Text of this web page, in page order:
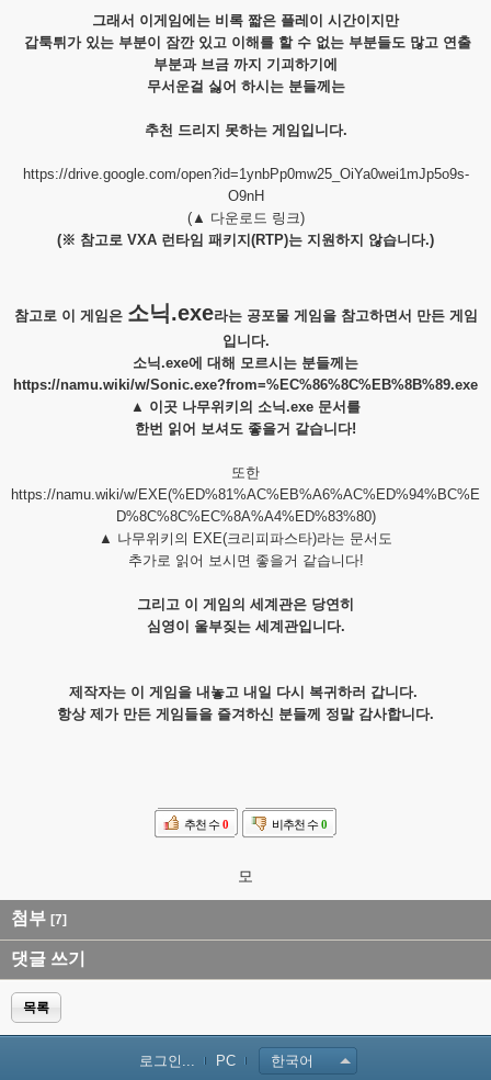
그래서 이게임에는 비록 짧은 플레이 시간이지만
갑툭튀가 있는 부분이 잠깐 있고 이해를 할 수 없는 부분들도 많고 연출
부분과 브금 까지 기괴하기에
무서운걸 싫어 하시는 분들께는
추천 드리지 못하는 게임입니다.
https://drive.google.com/open?id=1ynbPp0mw25_OiYa0wei1mJp5o9s-
O9nH
(▲ 다운로드 링크)
(※ 참고로 VXA 런타임 패키지(RTP)는 지원하지 않습니다.)
참고로 이 게임은 소닉.exe라는 공포물 게임을 참고하면서 만든 게임
입니다.
소닉.exe에 대해 모르시는 분들께는
https://namu.wiki/w/Sonic.exe?from=%EC%86%8C%EB%8B%89.exe
▲ 이곳 나무위키의 소닉.exe 문서를
한번 읽어 보셔도 좋을거 같습니다!
또한
https://namu.wiki/w/EXE(%ED%81%AC%EB%A6%AC%ED%94%BC%E
D%8C%8C%EC%8A%A4%ED%83%80)
▲ 나무위키의 EXE(크리피파스타)라는 문서도
추가로 읽어 보시면 좋을거 같습니다!
그리고 이 게임의 세계관은 당연히
심영이 울부짖는 세계관입니다.
제작자는 이 게임을 내놓고 내일 다시 복귀하러 갑니다.
항상 제가 만든 게임들을 즐겨하신 분들께 정말 감사합니다.
추천 수 0 비추천 수 0
모
첨부 [7]
댓글 쓰기
목록
로그인... PC 한국어